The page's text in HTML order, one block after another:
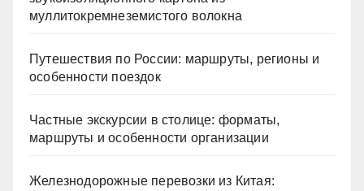
муллитокремнеземистого волокна
Путешествия по России: маршруты, регионы и
особенности поездок
Частные экскурсии в столице: форматы,
маршруты и особенности организации
Железнодорожные перевозки из Китая: